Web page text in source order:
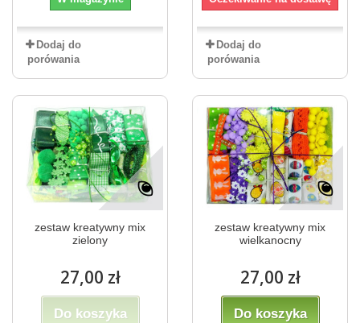
Dodaj do
porówania
Dodaj do
porówania
zestaw kreatywny mix
zielony
27,00 zł
Do koszyka
zestaw kreatywny mix
wielkanocny
27,00 zł
Do koszyka